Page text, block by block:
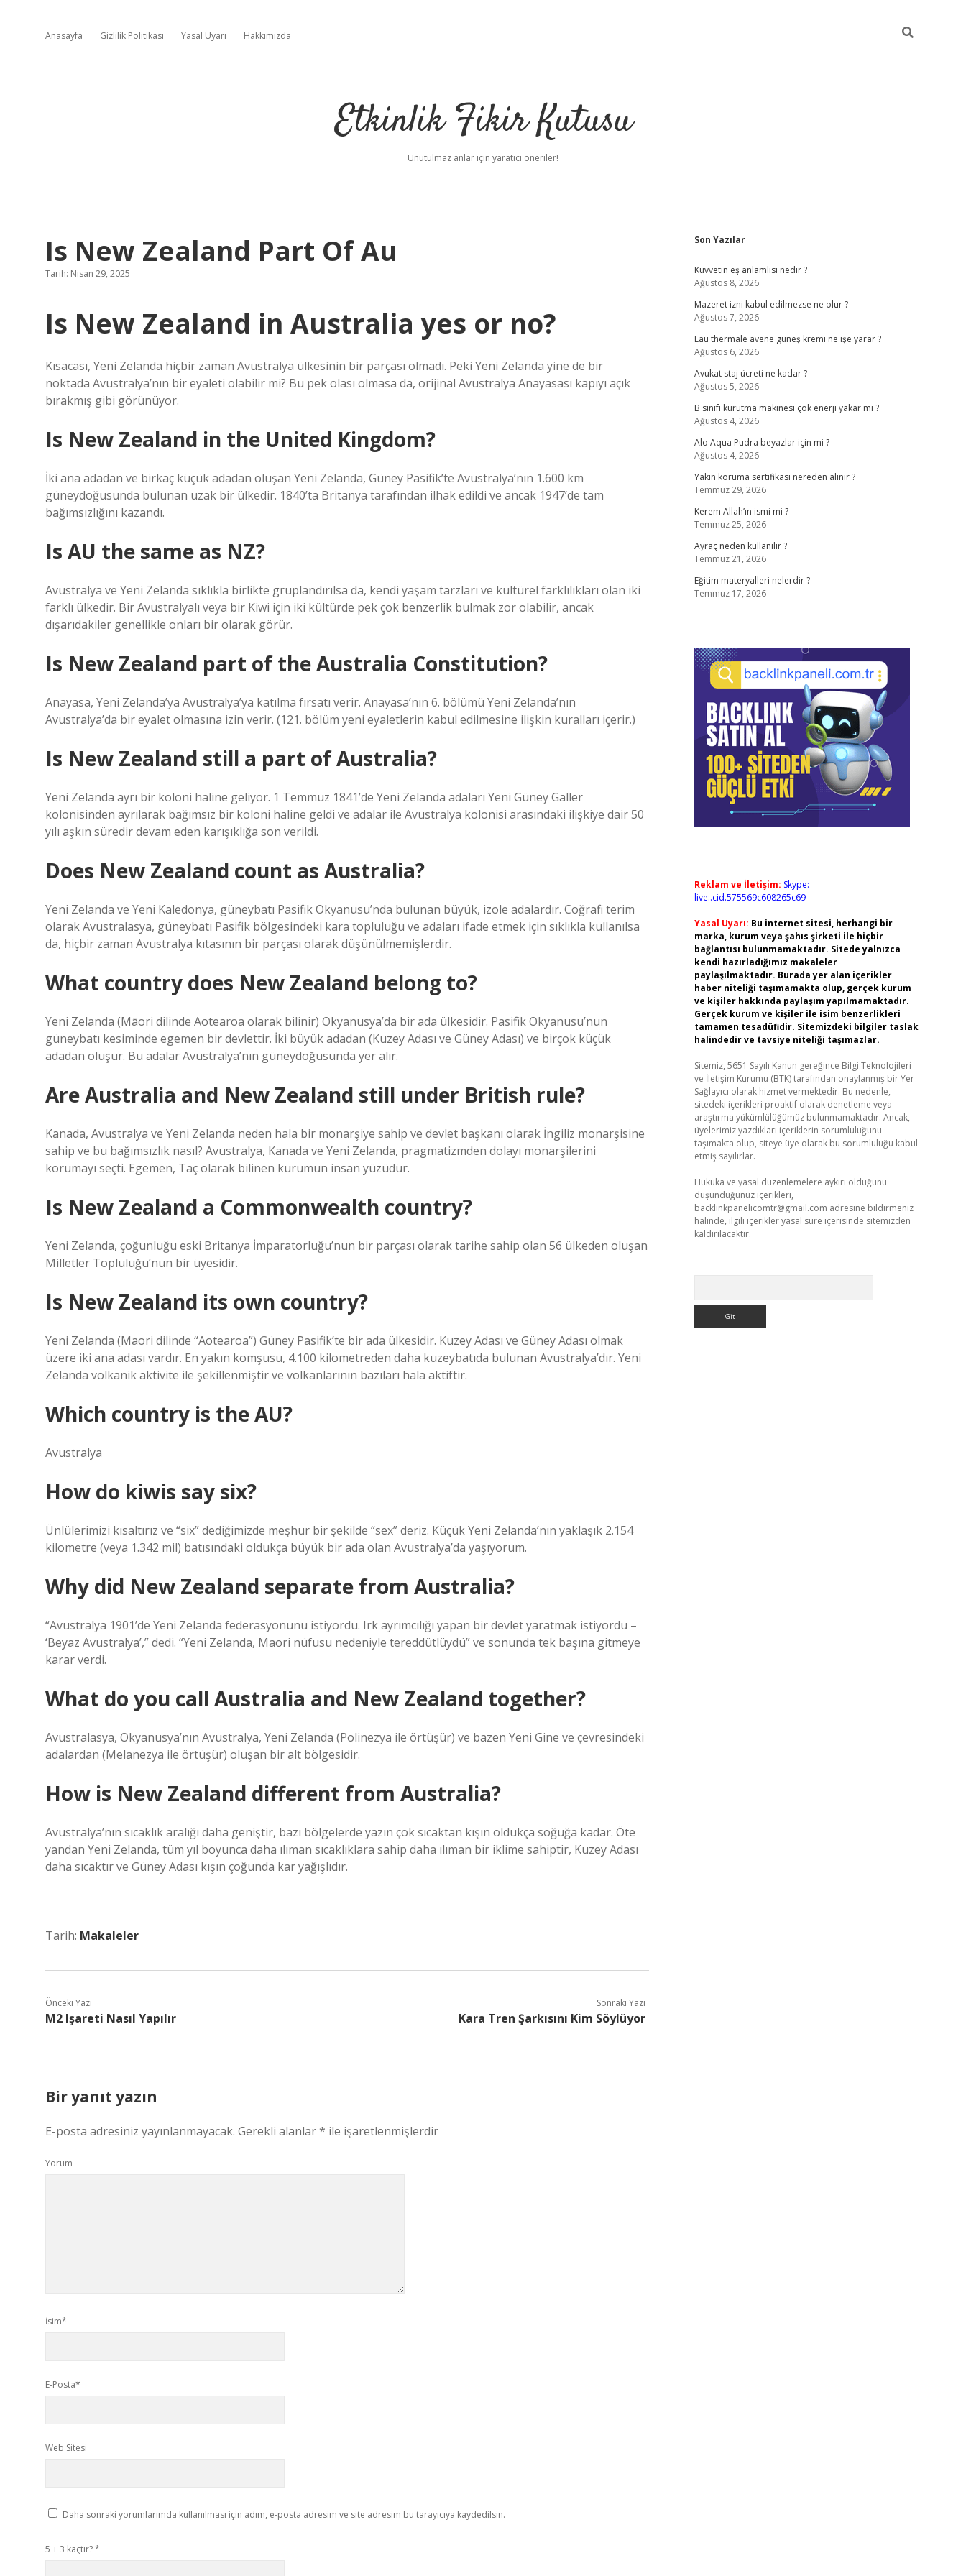
Anasayfa Gizlilik Politikası Yasal Uyarı Hakkımızda
Etkinlik Fikir Kutusu
Unutulmaz anlar için yaratıcı öneriler!
Is New Zealand Part Of Au
Tarih: Nisan 29, 2025
Is New Zealand in Australia yes or no?
Kısacası, Yeni Zelanda hiçbir zaman Avustralya ülkesinin bir parçası olmadı. Peki Yeni Zelanda yine de bir
noktada Avustralya’nın bir eyaleti olabilir mi? Bu pek olası olmasa da, orijinal Avustralya Anayasası kapıyı açık
bırakmış gibi görünüyor.
Is New Zealand in the United Kingdom?
İki ana adadan ve birkaç küçük adadan oluşan Yeni Zelanda, Güney Pasifik’te Avustralya’nın 1.600 km
güneydoğusunda bulunan uzak bir ülkedir. 1840’ta Britanya tarafından ilhak edildi ve ancak 1947’de tam
bağımsızlığını kazandı.
Is AU the same as NZ?
Avustralya ve Yeni Zelanda sıklıkla birlikte gruplandırılsa da, kendi yaşam tarzları ve kültürel farklılıkları olan iki
farklı ülkedir. Bir Avustralyalı veya bir Kiwi için iki kültürde pek çok benzerlik bulmak zor olabilir, ancak
dışarıdakiler genellikle onları bir olarak görür.
Is New Zealand part of the Australia Constitution?
Anayasa, Yeni Zelanda’ya Avustralya’ya katılma fırsatı verir. Anayasa’nın 6. bölümü Yeni Zelanda’nın
Avustralya’da bir eyalet olmasına izin verir. (121. bölüm yeni eyaletlerin kabul edilmesine ilişkin kuralları içerir.)
Is New Zealand still a part of Australia?
Yeni Zelanda ayrı bir koloni haline geliyor. 1 Temmuz 1841’de Yeni Zelanda adaları Yeni Güney Galler
kolonisinden ayrılarak bağımsız bir koloni haline geldi ve adalar ile Avustralya kolonisi arasındaki ilişkiye dair 50
yılı aşkın süredir devam eden karışıklığa son verildi.
Does New Zealand count as Australia?
Yeni Zelanda ve Yeni Kaledonya, güneybatı Pasifik Okyanusu’nda bulunan büyük, izole adalardır. Coğrafi terim
olarak Avustralasya, güneybatı Pasifik bölgesindeki kara topluluğu ve adaları ifade etmek için sıklıkla kullanılsa
da, hiçbir zaman Avustralya kıtasının bir parçası olarak düşünülmemişlerdir.
What country does New Zealand belong to?
Yeni Zelanda (Māori dilinde Aotearoa olarak bilinir) Okyanusya’da bir ada ülkesidir. Pasifik Okyanusu’nun
güneybatı kesiminde egemen bir devlettir. İki büyük adadan (Kuzey Adası ve Güney Adası) ve birçok küçük
adadan oluşur. Bu adalar Avustralya’nın güneydoğusunda yer alır.
Are Australia and New Zealand still under British rule?
Kanada, Avustralya ve Yeni Zelanda neden hala bir monarşiye sahip ve devlet başkanı olarak İngiliz monarşisine
sahip ve bu bağımsızlık nasıl? Avustralya, Kanada ve Yeni Zelanda, pragmatizmden dolayı monarşilerini
korumayı seçti. Egemen, Taç olarak bilinen kurumun insan yüzüdür.
Is New Zealand a Commonwealth country?
Yeni Zelanda, çoğunluğu eski Britanya İmparatorluğu’nun bir parçası olarak tarihe sahip olan 56 ülkeden oluşan
Milletler Topluluğu’nun bir üyesidir.
Is New Zealand its own country?
Yeni Zelanda (Maori dilinde “Aotearoa”) Güney Pasifik’te bir ada ülkesidir. Kuzey Adası ve Güney Adası olmak
üzere iki ana adası vardır. En yakın komşusu, 4.100 kilometreden daha kuzeybatıda bulunan Avustralya’dır. Yeni
Zelanda volkanik aktivite ile şekillenmiştir ve volkanlarının bazıları hala aktiftir.
Which country is the AU?
Avustralya
How do kiwis say six?
Ünlülerimizi kısaltırız ve “six” dediğimizde meşhur bir şekilde “sex” deriz. Küçük Yeni Zelanda’nın yaklaşık 2.154
kilometre (veya 1.342 mil) batısındaki oldukça büyük bir ada olan Avustralya’da yaşıyorum.
Why did New Zealand separate from Australia?
“Avustralya 1901’de Yeni Zelanda federasyonunu istiyordu. Irk ayrımcılığı yapan bir devlet yaratmak istiyordu –
‘Beyaz Avustralya’,” dedi. “Yeni Zelanda, Maori nüfusu nedeniyle tereddütlüydü” ve sonunda tek başına gitmeye
karar verdi.
What do you call Australia and New Zealand together?
Avustralasya, Okyanusya’nın Avustralya, Yeni Zelanda (Polinezya ile örtüşür) ve bazen Yeni Gine ve çevresindeki
adalardan (Melanezya ile örtüşür) oluşan bir alt bölgesidir.
How is New Zealand different from Australia?
Avustralya’nın sıcaklık aralığı daha geniştir, bazı bölgelerde yazın çok sıcaktan kışın oldukça soğuğa kadar. Öte
yandan Yeni Zelanda, tüm yıl boyunca daha ılıman sıcaklıklara sahip daha ılıman bir iklime sahiptir, Kuzey Adası
daha sıcaktır ve Güney Adası kışın çoğunda kar yağışlıdır.
Tarih: Makaleler
Önceki Yazı
M2 Işareti Nasıl Yapılır
Sonraki Yazı
Kara Tren Şarkısını Kim Söylüyor
Bir yanıt yazın
E-posta adresiniz yayınlanmayacak. Gerekli alanlar* ile işaretlenmişlerdir
Yorum
İsim*
E-Posta*
Web Sitesi
Daha sonraki yorumlarımda kullanılması için adım, e-posta adresim ve site adresim bu tarayıcıya kaydedilsin.
5 + 3 kaçtır?*
Sidebar
Son Yazılar
Kuvvetin eş anlamlısı nedir ?
Ağustos 8, 2026
Mazeret izni kabul edilmezse ne olur ?
Ağustos 7, 2026
Eau thermale avene güneş kremi ne işe yarar ?
Ağustos 6, 2026
Avukat staj ücreti ne kadar ?
Ağustos 5, 2026
B sınıfı kurutma makinesi çok enerji yakar mı ?
Ağustos 4, 2026
Alo Aqua Pudra beyazlar için mi ?
Ağustos 4, 2026
Yakın koruma sertifikası nereden alınır ?
Temmuz 29, 2026
Kerem Allah’ın ismi mi ?
Temmuz 25, 2026
Ayraç neden kullanılır ?
Temmuz 21, 2026
Eğitim materyalleri nelerdir ?
Temmuz 17, 2026
Reklam ve İletişim: Skype:
live:.cid.575569c608265c69
Yasal Uyarı: Bu internet sitesi, herhangi bir
marka, kurum veya şahıs şirketi ile hiçbir
bağlantısı bulunmamaktadır. Sitede yalnızca
kendi hazırladığımız makaleler
paylaşılmaktadır. Burada yer alan içerikler
haber niteliği taşımamakta olup, gerçek kurum
ve kişiler hakkında paylaşım yapılmamaktadır.
Gerçek kurum ve kişiler ile isim benzerlikleri
tamamen tesadüfidir. Sitemizdeki bilgiler taslak
halindedir ve tavsiye niteliği taşımazlar.
Sitemiz, 5651 Sayılı Kanun gereğince Bilgi Teknolojileri
ve İletişim Kurumu (BTK) tarafından onaylanmış bir Yer
Sağlayıcı olarak hizmet vermektedir. Bu nedenle,
sitedeki içerikleri proaktif olarak denetleme veya
araştırma yükümlülüğümüz bulunmamaktadır. Ancak,
üyelerimiz yazdıkları içeriklerin sorumluluğunu
taşımakta olup, siteye üye olarak bu sorumluluğu kabul
etmiş sayılırlar.
Hukuka ve yasal düzenlemelere aykırı olduğunu
düşündüğünüz içerikleri,
backlinkpanelicomtr@gmail.com adresine bildirmeniz
halinde, ilgili içerikler yasal süre içerisinde sitemizden
kaldırılacaktır.